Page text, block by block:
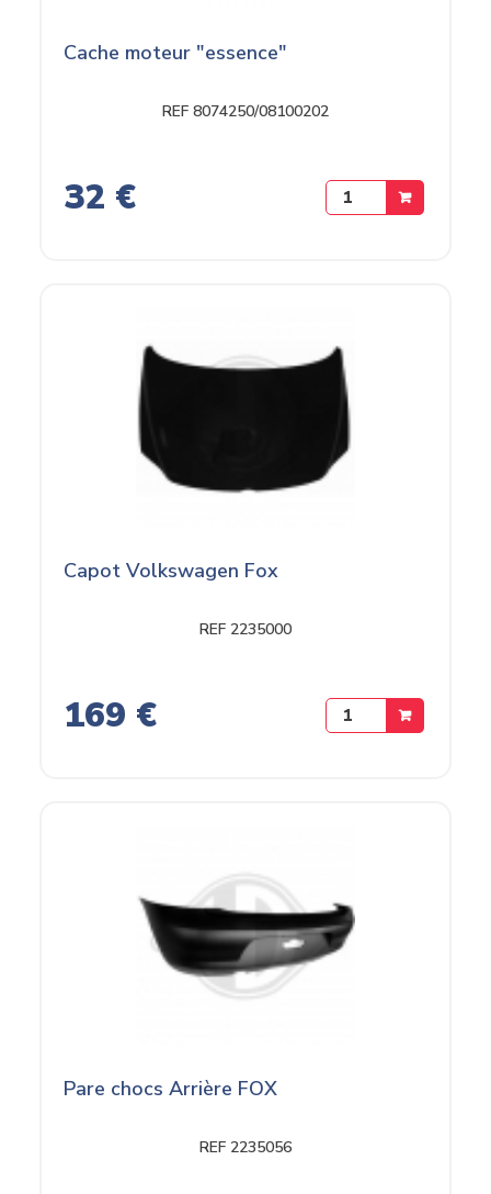
Cache moteur "essence"
REF 8074250/08100202
32 €
Capot Volkswagen Fox
REF 2235000
169 €
Pare chocs Arrière FOX
REF 2235056